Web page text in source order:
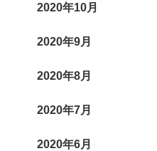
2020年10月
2020年9月
2020年8月
2020年7月
2020年6月